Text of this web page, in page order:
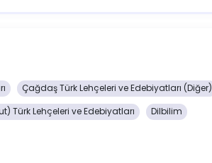
Çağdaş Türk Lehçeleri ve Edebiyatları (Diğer)
Türk Lehçeleri ve Edebiyatları Dilbilim